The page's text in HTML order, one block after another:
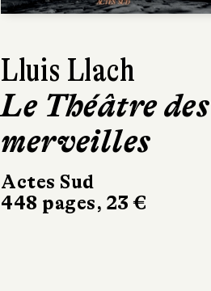
Lluis Llach
Le Théâtre des
merveilles
Actes Sud
448 pages, 23 €